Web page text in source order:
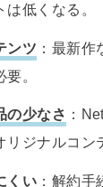
低くなる。
ンツ ：最新
。
の少なさ ：
リジナルコン
くい ：解約